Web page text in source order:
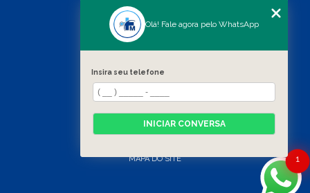
comercial@matosepicoli.com.br
HOME
CONTATO
MAPA DO SITE
1
Olá! Fale agora pelo WhatsApp
Insira seu telefone
INICIAR CONVERSA